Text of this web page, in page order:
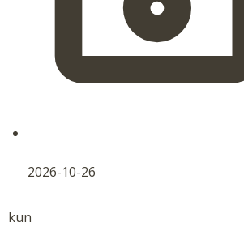
2026-10-26
kun